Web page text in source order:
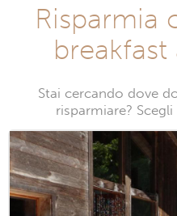
Risparmia
Stai cercando dove
risparmiare?